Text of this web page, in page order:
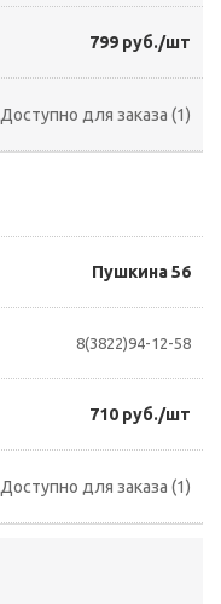
799 руб./шт
Доступно для заказа (1)
Пушкина 56
8(3822)94-12-58
710 руб./шт
Доступно для заказа (1)